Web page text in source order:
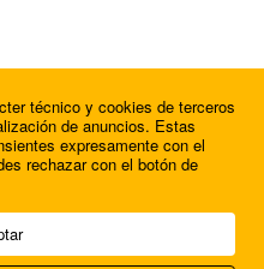
SL.
técnico y cookies de terceros
de anuncios. Estas
expresamente con el
rechazar con el botón de